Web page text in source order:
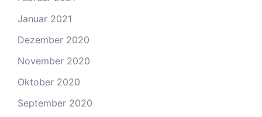
Januar 2021
Dezember 2020
November 2020
Oktober 2020
September 2020